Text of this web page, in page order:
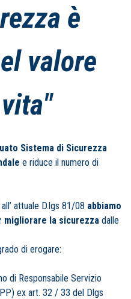
è
valore
Sistema di Sicurezza
e riduce il numero di
attuale D.lgs 81/08 abbiamo
migliorare la sicurezza dalle
di erogare:
di Responsabile Servizio
ex art. 32 / 33 del Dlgs